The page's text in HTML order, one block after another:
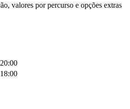
valores por percurso e opções extras
20:00
18:00